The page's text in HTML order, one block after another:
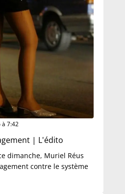
à 7:42
| L'édito
dimanche, Muriel Réus
contre le système